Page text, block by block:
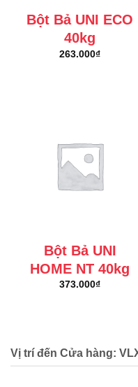
Bột Bả UNI ECO
40kg
263.000₫
Bột Bả UNI
HOME NT 40kg
373.000₫
Vị trí đến Cửa hàng: